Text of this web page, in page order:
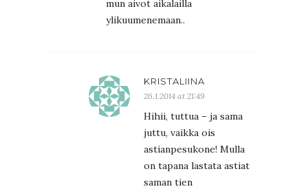
mun aivot aikalailla
ylikuumenemaan..
KRISTALIINA
26.1.2014 at 21:49
Hihii, tuttua – ja sama
juttu, vaikka ois
astianpesukone! Mulla
on tapana lastata astiat
saman tien